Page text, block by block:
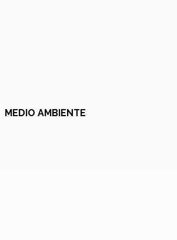
MEDIO AMBIENTE